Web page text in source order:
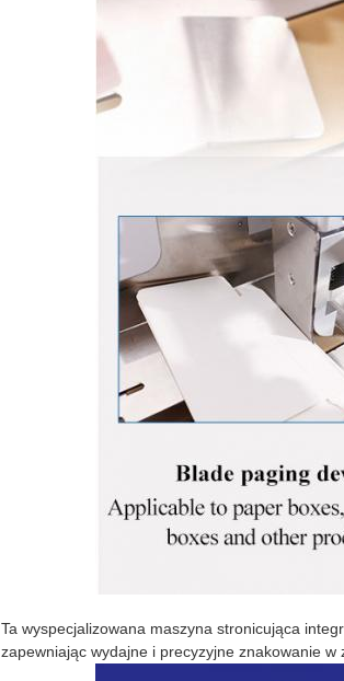
Ta wyspecjalizowana maszyna stronicująca
zapewniając wydajne i precyzyjne znakowanie w